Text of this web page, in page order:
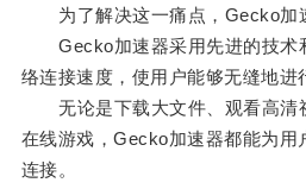
为了解决这一痛点，Gecko加
Gecko加速器采用先进的技术
络连接速度，使用户能够无缝地进
无论是下载大文件、观看高清
在线游戏，Gecko加速器都能为用
连接。